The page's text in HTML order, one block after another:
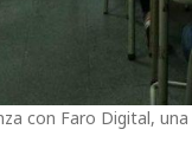
con Faro Digital,